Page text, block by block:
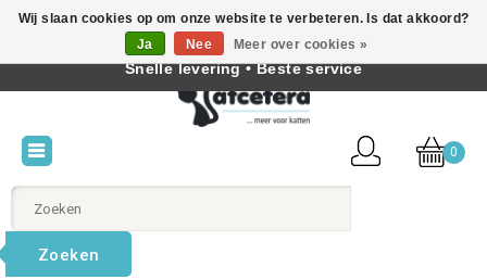
Nederlands
0
Zoeken
Wij slaan cookies op om onze website te verbeteren. Is dat akkoord?
Ja
Nee Meer over cookies »
Beste producten voor katten • Kennis van kattengedrag •
Snelle levering • Beste service